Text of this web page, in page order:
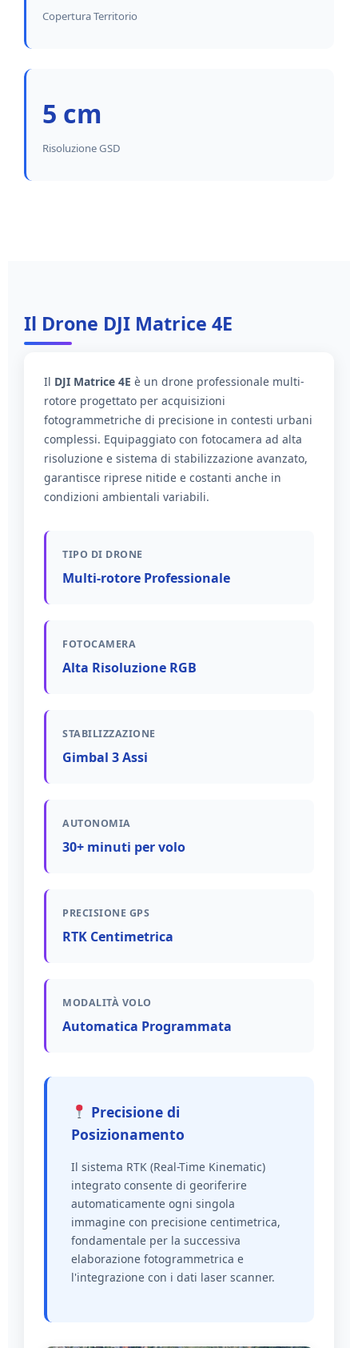
Copertura Territorio
5 cm
Risoluzione GSD
Il Drone DJI Matrice 4E
Il DJI Matrice 4E è un drone professionale multi-
rotore progettato per acquisizioni
fotogrammetriche di precisione in contesti urbani
complessi. Equipaggiato con fotocamera ad alta
risoluzione e sistema di stabilizzazione avanzato,
garantisce riprese nitide e costanti anche in
condizioni ambientali variabili.
TIPO DI DRONE
Multi-rotore Professionale
FOTOCAMERA
Alta Risoluzione RGB
STABILIZZAZIONE
Gimbal 3 Assi
AUTONOMIA
30+ minuti per volo
PRECISIONE GPS
RTK Centimetrica
MODALITÀ VOLO
Automatica Programmata
Precisione di
Posizionamento
Il sistema RTK (Real-Time Kinematic)
integrato consente di georiferire
automaticamente ogni singola
immagine con precisione centimetrica,
fondamentale per la successiva
elaborazione fotogrammetrica e
l'integrazione con i dati laser scanner.